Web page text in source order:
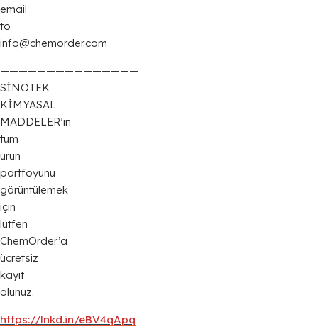
email
to
info@chemorder.com
———————————————
SİNOTEK
KİMYASAL
MADDELER’in
tüm
ürün
portföyünü
görüntülemek
için
lütfen
ChemOrder’a
ücretsiz
kayıt
olunuz.
https://lnkd.in/eBV4qApq